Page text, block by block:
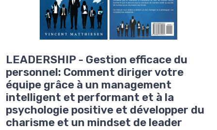
LEADERSHIP - Gestion efficace du
personnel: Comment diriger votre
équipe grâce à un management
intelligent et performant et à la
psychologie positive et développer du
charisme et un mindset de leader